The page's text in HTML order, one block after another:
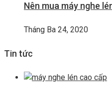
Nên mua máy nghe
Tháng Ba 24, 2020
Tin tức